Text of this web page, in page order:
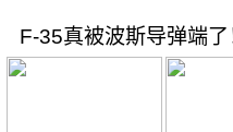
F-35真被波斯导弹端